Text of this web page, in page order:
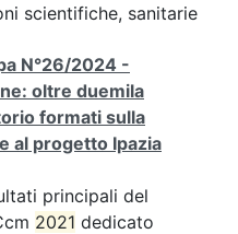
scientifiche, sanitarie
N°26/2024 -
oltre duemila
formati sulla
al progetto Ipazia
principali del
2021 dedicato